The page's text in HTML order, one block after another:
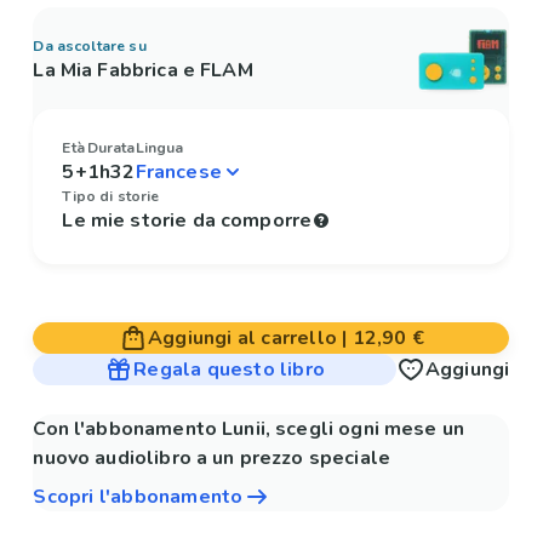
Da ascoltare su
La Mia Fabbrica e FLAM
Età
5+
Durata
1h32
Lingua
Tipo di storie
Le mie storie da comporre
Aggiungi al carrello | 12,90 €
Regala questo libro
Aggiungi
Con l'abbonamento Lunii, scegli ogni mese un
nuovo audiolibro a un prezzo speciale
Scopri l'abbonamento